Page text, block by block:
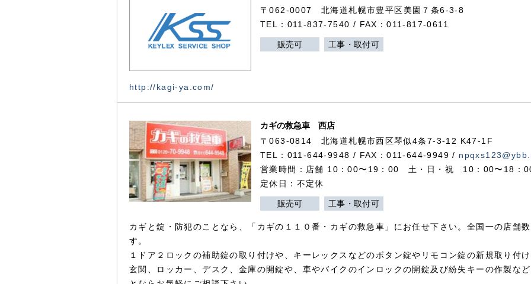
〒062-0007 北海道札幌市豊平区美園７条6-3-8
TEL：011-837-7540 / FAX：011-817-0611
販売可 工事・取付可
http://kagi-ya.com/
カギの救急車 西店
〒063-0814 北海道札幌市西区琴似4条7-3-12 K47-1F
TEL：011-644-9948 / FAX：011-644-9949 /
営業時間：店舗 10：00〜19：00 土・日・祝 10：00〜18：
定休日：不定休
販売可 工事・取付可
カギと錠・防犯のことなら、「カギの１１０番・カギの救急車」にお任せ下さい。全国一の店舗
す。
１ドア２ロックの補助錠の取り付けや、キーレックスなどのボタン錠やリモコン錠の新規取り付
玄関、ロッカー、デスク、金庫の開錠や、車やバイクのインロックの開錠及び紛失キーの作製な